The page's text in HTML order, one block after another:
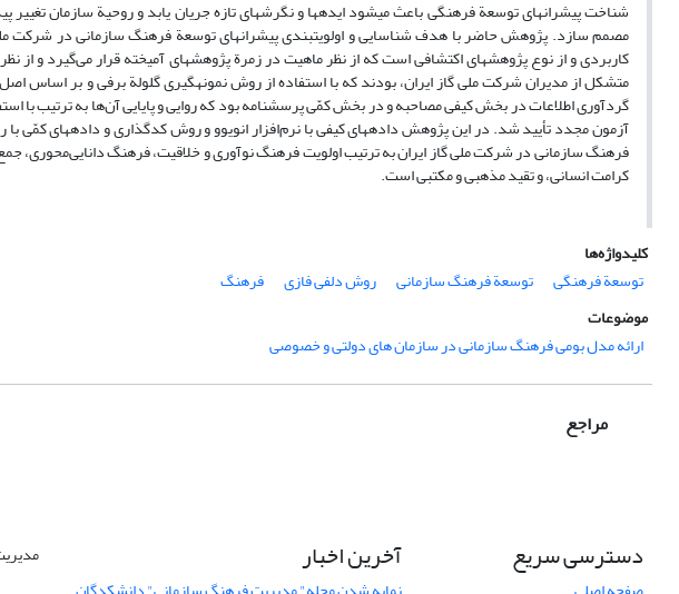
شناخت پیشران‏های توسعة فرهنگی باعث می‏شود ایده‏ها و نگرش‏های تازه جریان یابد و روحیة سازمان
مصمم سازد. پژوهش حاضر با هدف شناسایی و اولویت‏بندی پیشران‏های توسعة فرهنگ سازمانی در شرکت
کاربردی و از نوع پژوهش‏های اکتشافی است که از نظر ماهیت در زمرة پژوهش‏های آمیخته قرار می‌گیرد و
گردآوری اطلاعات در بخش کیفی مصاحبه و در بخش کمّی پرسشنامه بود که روایی و پایایی آن‌ها به ترتیب با
آزمون مجدد تأیید شد. در این پژوهش داده‏های کیفی با نرم‌‌افزار انویوو و روش کد‏گذاری و داده‏های کمّی
فرهنگ سازمانی در شرکت ملی گاز ایران به ترتیب اولویت فرهنگ نوآوری و خلاقیت، فرهنگ دانایی‌محوری،
کرامت انسانی، و تقید مذهبی و مکتبی است.
کلیدواژه‌ها
توسعة فرهنگی
توسعة فرهنگ سازمانی روش دلفی فازی
فرهنگ
موضوعات
ارائه مدل بومی فرهنگ سازمانی در سازمان های دولتی و خصوصی
مراجع
دسترسی سریع آخرین اخبار